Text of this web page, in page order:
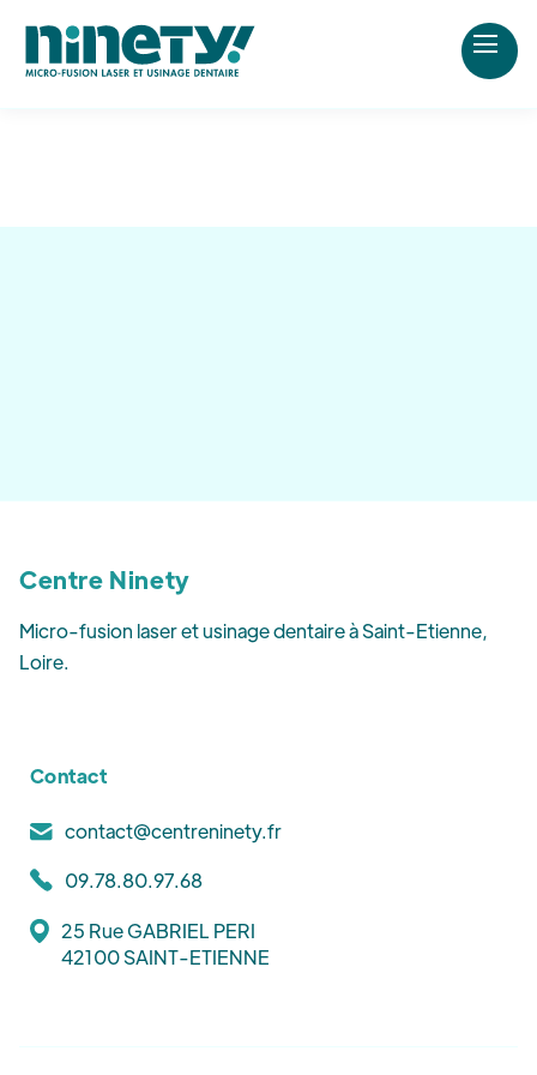
Centre Ninety
Micro-fusion laser et usinage dentaire à Saint-Etienne,
Loire.
Contact
contact@centreninety.fr
09.78.80.97.68
25 Rue GABRIEL PERI
42100 SAINT-ETIENNE